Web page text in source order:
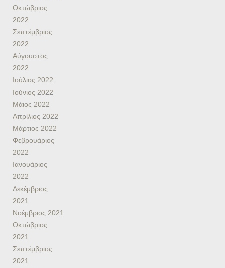
Οκτώβριος
2022
Σεπτέμβριος
2022
Αύγουστος
2022
Ιούλιος 2022
Ιούνιος 2022
Μάιος 2022
Απρίλιος 2022
Μάρτιος 2022
Φεβρουάριος
2022
Ιανουάριος
2022
Δεκέμβριος
2021
Νοέμβριος 2021
Οκτώβριος
2021
Σεπτέμβριος
2021